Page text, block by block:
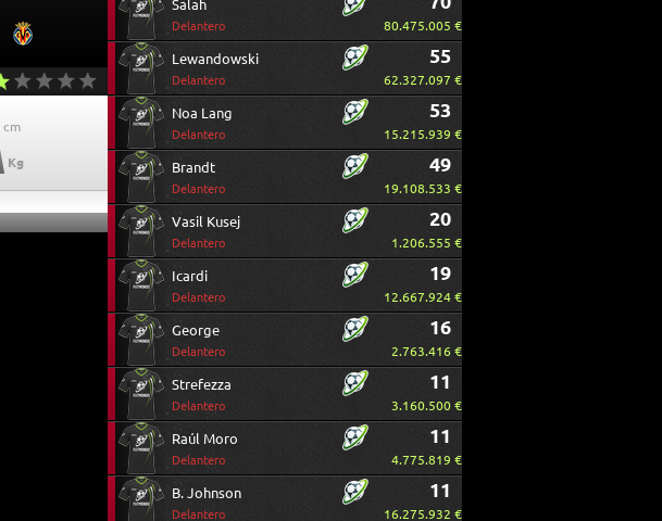
cm
Kg
Salah
Delantero 80.475.005 €
Lewandowski
Delantero
55
62.327.097 €
Noa Lang
Delantero
53
15.215.939 €
Brandt
Delantero
49
19.108.533 €
Vasil Kusej
Delantero
20
1.206.555 €
Icardi
Delantero
19
12.667.924 €
George
Delantero
16
2.763.416 €
Strefezza
Delantero
11
3.160.500 €
Raúl Moro
Delantero
11
4.775.819 €
B. Johnson
Delantero
11
16.275.932 €